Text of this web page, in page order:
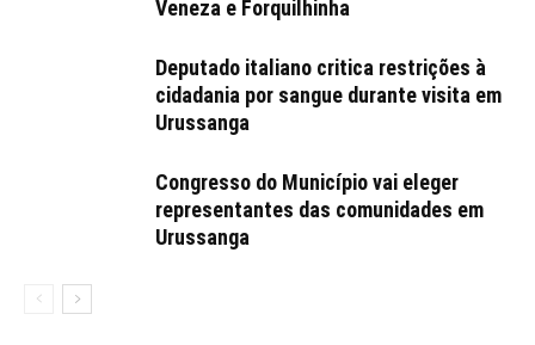
Veneza e Forquilhinha
Deputado italiano critica restrições à
cidadania por sangue durante visita em
Urussanga
Congresso do Município vai eleger
representantes das comunidades em
Urussanga